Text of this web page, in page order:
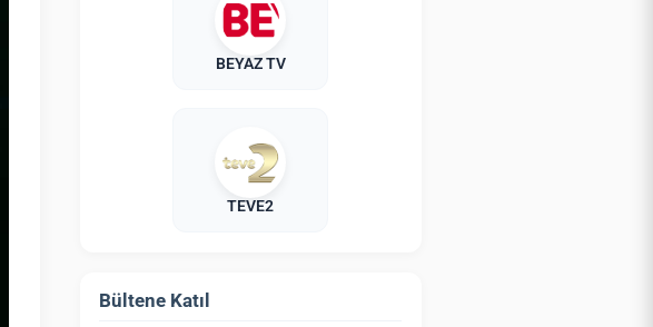
BEYAZ TV
TEVE2
Bültene Katıl